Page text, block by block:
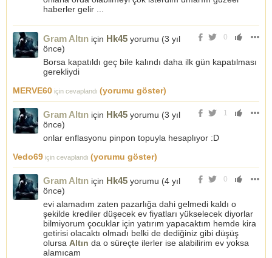
haberler gelir ...
0
Gram Altın için Hk45 yorumu (3 yıl
önce)
Borsa kapatıldı geç bile kalındı daha ilk gün kapatılması
gerekliydi
MERVE60 için cevaplandı (yorumu göster)
1
Gram Altın için Hk45 yorumu (3 yıl
önce)
onlar enflasyonu pinpon topuyla hesaplıyor :D
Vedo69 için cevaplandı (yorumu göster)
0
Gram Altın için Hk45 yorumu (4 yıl
önce)
evi alamadım zaten pazarlığa dahi gelmedi kaldı o
şekilde krediler düşecek ev fiyatları yükselecek diyorlar
bilmiyorum çocuklar için yatırım yapacaktım hemde kira
getirisi olacaktı olmadı belki de dediğiniz gibi düşüş
olursa Altın da o süreçte ilerler ise alabilirim ev yoksa
alamıcam